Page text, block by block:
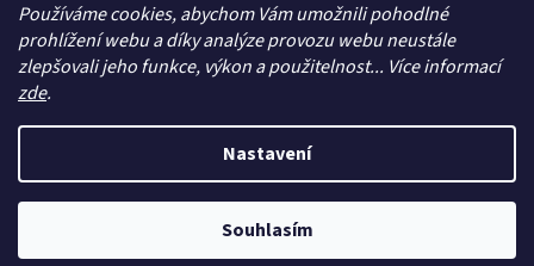
Používáme cookies, abychom Vám umožnili pohodlné
prohlížení webu a díky analýze provozu webu neustále
zlepšovali jeho funkce, výkon a použitelnost... Více informací
zde.
Nastavení
Souhlasím
Copyright 2026Ovostromky. Všechna práva vyhrazena.Upravit